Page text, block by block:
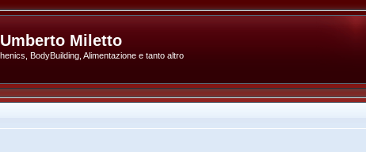
Miletto
BodyBuilding, Alimentazione e tanto altro